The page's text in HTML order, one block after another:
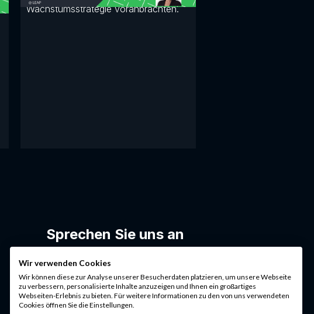
Wachstumsstrategie voranbrachten.
Sprechen Sie uns an
Ihrer individuellen Wachstumsstrategie.
Kontakt aufnehmen
Wir verwenden Cookies
Wir können diese zur Analyse unserer Besucherdaten platzieren, um unsere Webseite
zu verbessern, personalisierte Inhalte anzuzeigen und Ihnen ein großartiges
Webseiten-Erlebnis zu bieten. Für weitere Informationen zu den von uns verwendeten
Cookies öffnen Sie die Einstellungen.